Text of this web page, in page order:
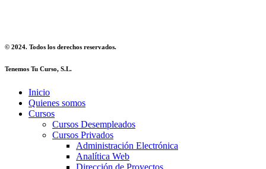
© 2024. Todos los derechos reservados.
Tenemos Tu Curso, S.L.
Inicio
Quienes somos
Cursos
Cursos Desempleados
Cursos Privados
Administración Electrónica
Analítica Web
Dirección de Proyectos